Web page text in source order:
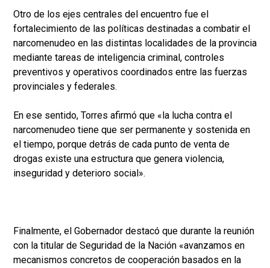
Otro de los ejes centrales del encuentro fue el
fortalecimiento de las políticas destinadas a combatir el
narcomenudeo en las distintas localidades de la provincia
mediante tareas de inteligencia criminal, controles
preventivos y operativos coordinados entre las fuerzas
provinciales y federales.
En ese sentido, Torres afirmó que «la lucha contra el
narcomenudeo tiene que ser permanente y sostenida en
el tiempo, porque detrás de cada punto de venta de
drogas existe una estructura que genera violencia,
inseguridad y deterioro social».
Finalmente, el Gobernador destacó que durante la reunión
con la titular de Seguridad de la Nación «avanzamos en
mecanismos concretos de cooperación basados en la